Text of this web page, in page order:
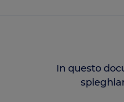
In questo